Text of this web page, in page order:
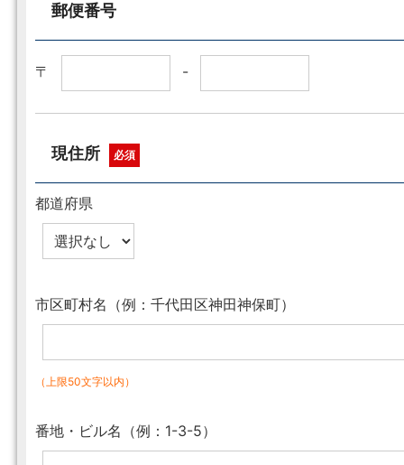
郵便番号
〒 -
現住所 必須
都道府県
市区町村名（例：千代田区神田神保町）
（上限50文字以内）
番地・ビル名（例：1-3-5）